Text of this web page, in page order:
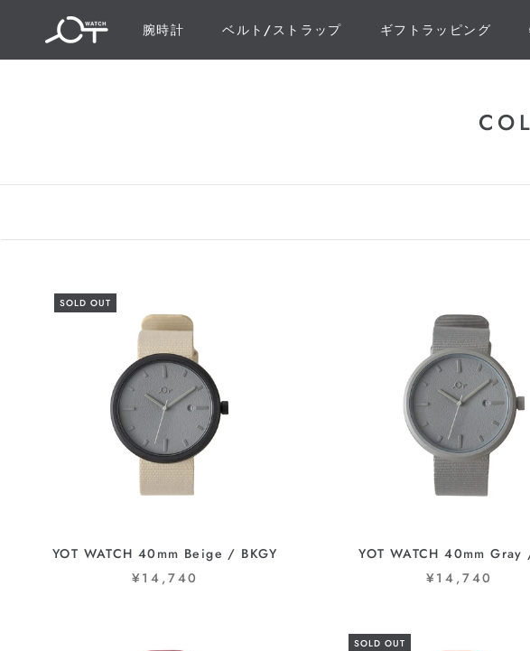
テ
腕時計 ベルト/ストラップ
ギフトラッピング
SOLD OUT
YOT WATCH 40mm Beige / BKGY
¥14,740
YOT WATCH 40mm Gray
¥14,740
SOLD OUT